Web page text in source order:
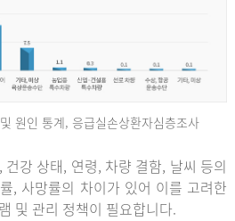
원인 통계, 응급실손상환자심층조사
강 상태, 연령, 차량 결함, 날씨 등의
, 사망률의 차이가 있어 이를 고려한
및 관리 정책이 필요합니다.